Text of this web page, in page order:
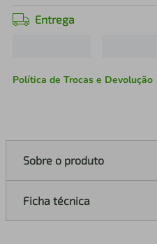
Entrega
Política de Trocas e Devolução
Sobre o produto
Ficha técnica